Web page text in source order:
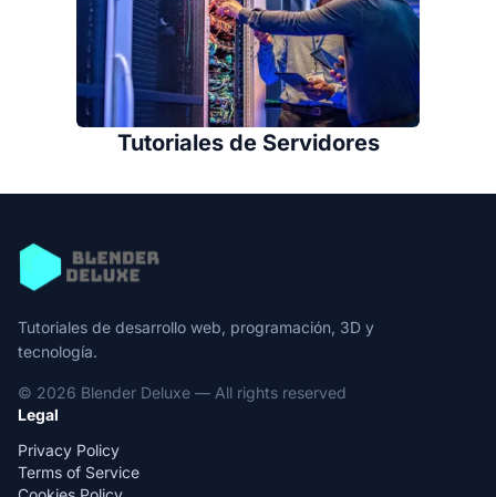
Tutoriales de Servidores
Tutoriales de desarrollo web, programación, 3D y
tecnología.
© 2026 Blender Deluxe — All rights reserved
Legal
Privacy Policy
Terms of Service